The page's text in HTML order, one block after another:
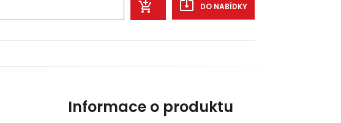
DO NABÍDKY
Informace o produktu